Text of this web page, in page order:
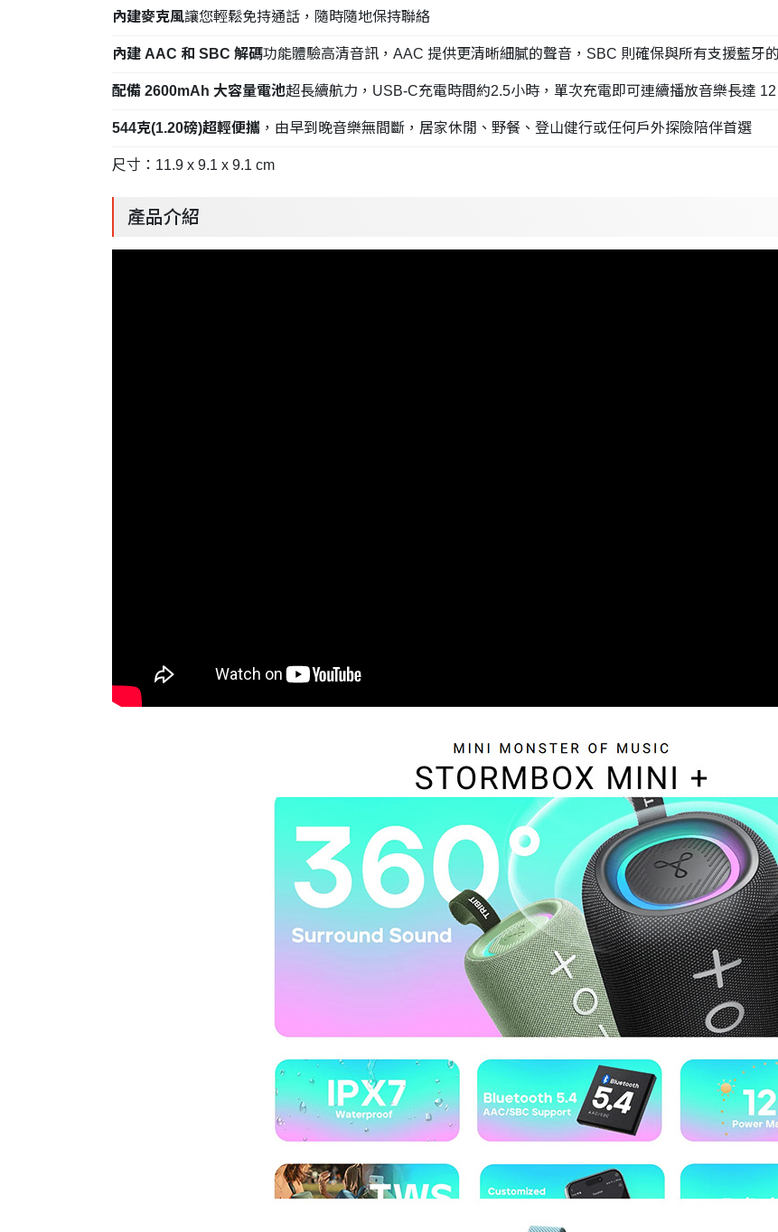
內建麥克風讓您輕鬆免持通話，隨時隨地保持聯絡
內建 AAC 和 SBC 解碼功能體驗高清音訊，AAC 提供更清晰細膩的聲音，SBC 則確保與所有支援藍牙
配備 2600mAh 大容量電池超長續航力，USB-C充電時間約2.5小時，單次充電即可連續播放音樂長達 12
544克(1.20磅)超輕便攜 ，由早到晚音樂無間斷，居家休閒、野餐、登山健行或任何戶外探險陪伴首選
尺寸：11.9 x 9.1 x 9.1 cm
產品介紹